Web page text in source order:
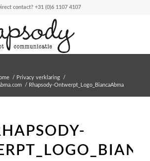
contact? +31 (0)6 1107 4107
/ Privacy verklaring
/
/ Rhapsody-Ontwerpt_Logo_BiancaAbma